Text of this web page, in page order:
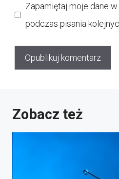
Zapamiętaj moje dane
podczas pisania
Zobacz też